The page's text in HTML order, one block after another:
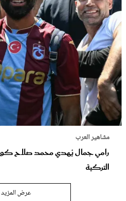
مشاهير العرب
رامي جمال يُهدي محمد صلاح
التركية
عرض المزيد